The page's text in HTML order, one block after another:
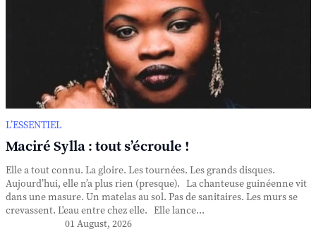
L’ESSENTIEL
Maciré Sylla : tout s’écroule !
Elle a tout connu. La gloire. Les tournées. Les grands disques.
Aujourd’hui, elle n’a plus rien (presque). La chanteuse guinéenne vit
dans une masure. Un matelas au sol. Pas de sanitaires. Les murs se
crevassent. L'eau entre chez elle. Elle lance...
01 August, 2026